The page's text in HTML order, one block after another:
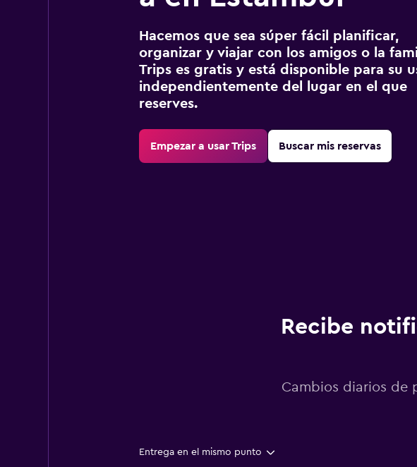
Hacemos que sea súper fácil planificar,
organizar y viajar con los amigos o la
Trips es gratis y está disponible para su
independientemente del lugar en el que
reserves.
Empezar a usar Trips Buscar mis reservas
Recibe
Cambios diarios de
Entrega en el mismo punto